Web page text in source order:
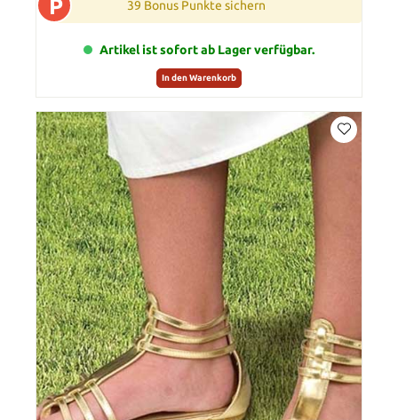
P 39 Bonus Punkte sichern
Artikel ist sofort ab Lager verfügbar.
In den Warenkorb